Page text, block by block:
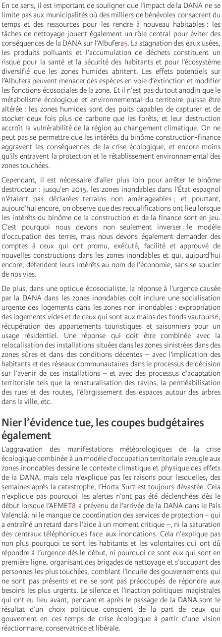
En ce sens, il est important de souligner que l’impact de la DANA ne se
limite pas aux municipalités où des milliers de bénévoles consacrent du
temps et des ressources pour les rendre à nouveau habitables : les
tâches de nettoyage jouent également un rôle central pour éviter des
conséquences de la DANA sur l’Albufera5. La stagnation des eaux usées,
les produits polluants et l’accumulation de déchets constituent un
risque pour la santé et la sécurité des habitants et pour l’écosystème
diversifié que les zones humides abritent. Les effets potentiels sur
l’Albufera peuvent menacer des espèces en voie d’extinction et modifier
les fonctions écosociales de la zone. Et il n’est pas du tout anodin que le
métabolisme écologique et environnemental du territoire puisse être
altérée : les zones humides sont des puits capables de capturer et de
stocker deux fois plus de carbone que les forêts, et leur destruction
accroît la vulnérabilité de la région au changement climatique. On ne
peut pas se permettre que les intérêts du binôme construction-finance
aggravent les conséquences de la crise écologique, et encore moins
qu’ils entravent la protection et le rétablissement environnemental des
zones touchées.
Cependant, il est nécessaire d’aller plus loin pour arrêter le binôme
destructeur : jusqu’en 2015, les zones inondables dans l’État espagnol
n’étaient pas déclarées terrains non aménageables ; et pourtant,
aujourd’hui encore, on observe que des requalifications ont lieu lorsque
les intérêts du binôme de la construction et de la finance sont en jeu.
C’est pourquoi nous devons non seulement inverser le modèle
d’occupation des terres, mais nous devons également demander des
comptes à ceux qui ont promu, exécuté, facilité et approuvé de
nouvelles constructions dans les zones inondables et qui, aujourd’hui
encore, défendent leurs intérêts au nom de l’économie, sans se soucier
de nos vies.
De plus, dans une optique écosocialiste, la réponse à l’urgence causée
par la DANA dans les zones inondables doit inclure une socialisation
urgente des logements dans les zones non inondables : expropriation
des logements vides et de ceux qui sont aux mains des fonds vautours6,
récupération des appartements touristiques et saisonniers pour un
usage résidentiel. Une réponse qui doit être combinée avec la
relocalisation des installations situées dans les zones sinistrées dans des
zones sûres et dans des conditions décentes – avec l’implication des
habitants et des réseaux communautaires dans le processus de décision
sur l’avenir de ces installations – et avec des processus d’adaptation
territoriale tels que la renaturalisation des ravins, la perméabilisation
des rues et des routes, l’élargissement des espaces autour des arbres
dans la ville, etc.
Nier l’évidence tue, les coupes budgétaires
également
L’aggravation des manifestations météorologiques de la crise
écologique combinée à un modèle d’occupation territoriale aveugle aux
zones inondables dessine le contexte climatique et physique des effets
de la DANA, mais cela n’explique pas les raisons pour lesquelles, des
semaines après la catastrophe, l’Horta Sur7est toujours dévastée. Cela
n’explique pas pourquoi les alertes n’ont pas été déclenchées dès le
début lorsque l’AEMET8 a prévenu de l’arrivée de la DANA dans le País
Valencià, ni le manque de coordination des services de protection – qui
a entraîné un retard dans l’aide à un moment critique –, ni la saturation
des centraux téléphoniques face aux inondations. Cela n’explique pas
non plus pourquoi ce sont les habitants et les volontaires qui ont dû
répondre à l’urgence dès le début, ni pourquoi ce sont eux qui sont en
première ligne, organisant des brigades de nettoyage et s’occupant des
personnes les plus touchées, comblant l’incurie des gouvernements qui
ne sont pas présents et ne se sont pas préoccupés de répondre aux
besoins les plus urgents. Le silence et l’inaction politiques magistrales
qui ont eu lieu avant, pendant et après le passage de la DANA sont le
résultat d’un choix politique conscient de la part de ceux qui
gouvernent en ces temps de crise écologique à partir d’une vision
réactionnaire, conservatrice et libérale.